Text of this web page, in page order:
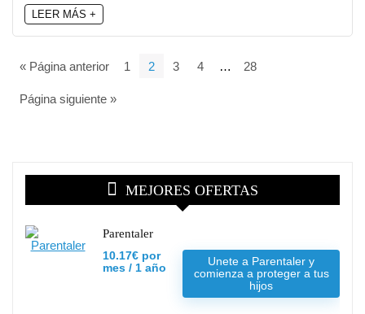
LEER MÁS +
« Página anterior 1 2 3 4 … 28
Página siguiente »
MEJORES OFERTAS
Parentaler
10.17€ por
mes / 1 año
Unete a Parentaler y
comienza a proteger a tus
hijos